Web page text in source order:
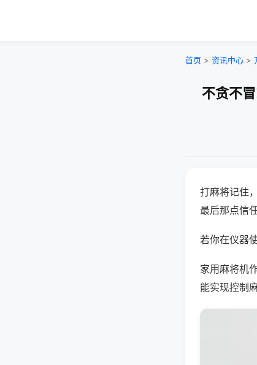
首页 > 资讯中心 >
不贪不
打麻将记住
最后那点信任
若你在仪器
家用麻将机
能实现控制